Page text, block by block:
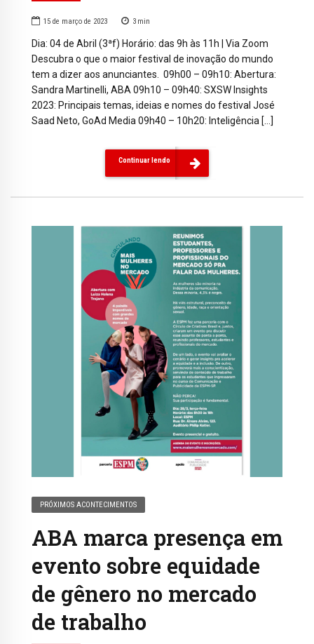
15 de março de 2023 3 min
Dia: 04 de Abril (3ªf) Horário: das 9h às 11h | Via Zoom
Descubra o que o maior festival de inovação do mundo
tem a dizer aos anunciantes. 09h00 – 09h10: Abertura:
Sandra Martinelli, ABA 09h10 – 09h40: SXSW Insights
2023: Principais temas, ideias e nomes do festival José
Saad Neto, GoAd Media 09h40 – 10h20: Inteligência […]
Continuar lendo
PRÓXIMOS ACONTECIMENTOS
ABA marca presença em
evento sobre equidade
de gênero no mercado
de trabalho